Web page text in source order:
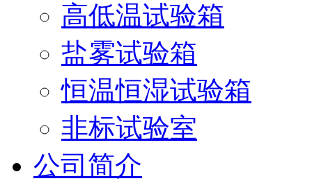
高低温试验箱
盐雾试验箱
恒温恒湿试验箱
非标试验室
公司简介